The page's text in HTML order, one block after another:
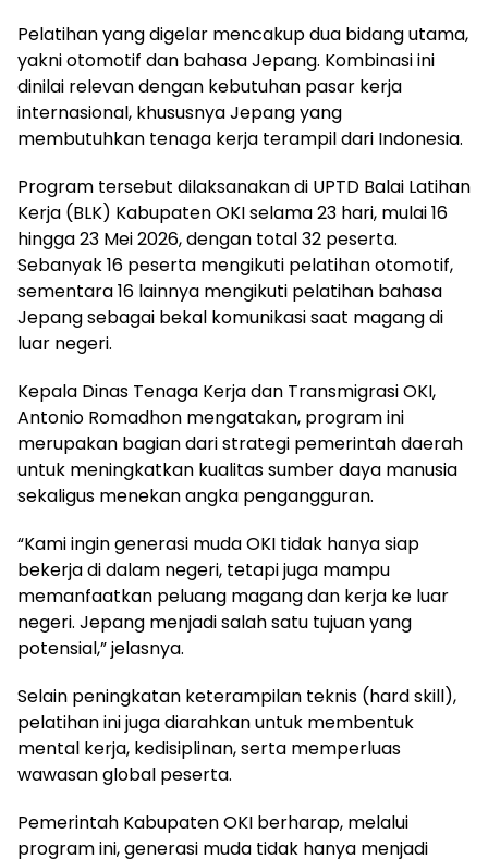
Pelatihan yang digelar mencakup dua bidang utama,
yakni otomotif dan bahasa Jepang. Kombinasi ini
dinilai relevan dengan kebutuhan pasar kerja
internasional, khususnya Jepang yang
membutuhkan tenaga kerja terampil dari Indonesia.
Program tersebut dilaksanakan di UPTD Balai Latihan
Kerja (BLK) Kabupaten OKI selama 23 hari, mulai 16
hingga 23 Mei 2026, dengan total 32 peserta.
Sebanyak 16 peserta mengikuti pelatihan otomotif,
sementara 16 lainnya mengikuti pelatihan bahasa
Jepang sebagai bekal komunikasi saat magang di
luar negeri.
Kepala Dinas Tenaga Kerja dan Transmigrasi OKI,
Antonio Romadhon mengatakan, program ini
merupakan bagian dari strategi pemerintah daerah
untuk meningkatkan kualitas sumber daya manusia
sekaligus menekan angka pengangguran.
“Kami ingin generasi muda OKI tidak hanya siap
bekerja di dalam negeri, tetapi juga mampu
memanfaatkan peluang magang dan kerja ke luar
negeri. Jepang menjadi salah satu tujuan yang
potensial,” jelasnya.
Selain peningkatan keterampilan teknis (hard skill),
pelatihan ini juga diarahkan untuk membentuk
mental kerja, kedisiplinan, serta memperluas
wawasan global peserta.
Pemerintah Kabupaten OKI berharap, melalui
program ini, generasi muda tidak hanya menjadi